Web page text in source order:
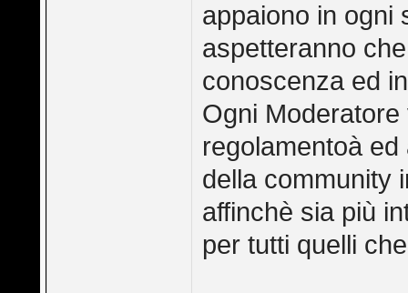
appaiono in ogni
aspetteranno
conoscenza ed
Ogni
regolamentoà
della community
affinchè sia più
per tutti quelli